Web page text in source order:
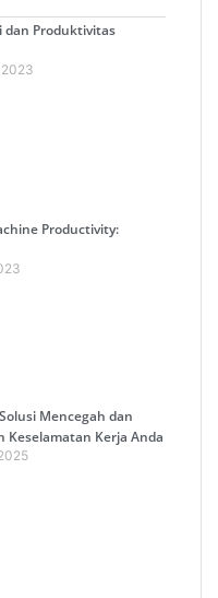
dan Produktivitas
Productivity:
Mencegah dan
Keselamatan Kerja Anda